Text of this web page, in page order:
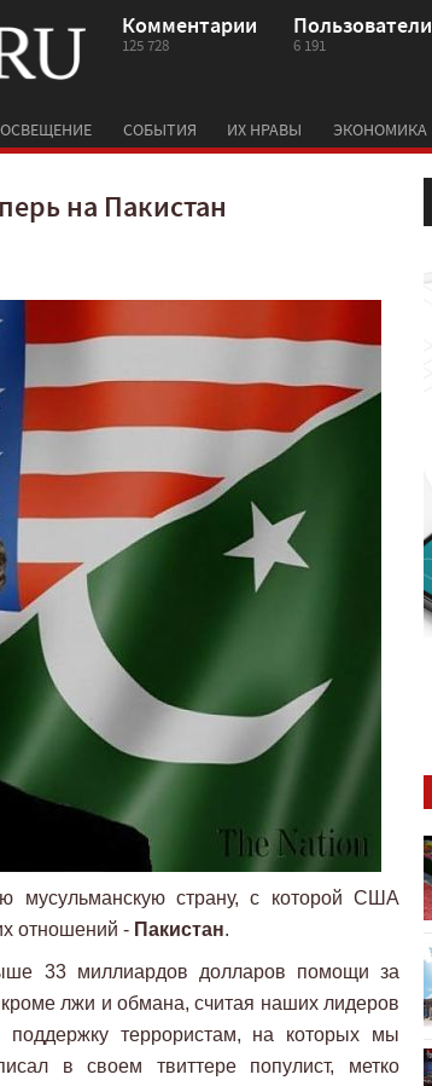
Комментарии
125 728
Пользователи
6 191
СОБЫТИЯ ИХ НРАВЫ ЭКОНОМИКА
на Пакистан
мусульманскую страну, с которой США
отношений - Пакистан.
33 миллиардов долларов помощи за
лжи и обмана, считая наших лидеров
террористам, на которых мы
в своем твиттере популист, метко